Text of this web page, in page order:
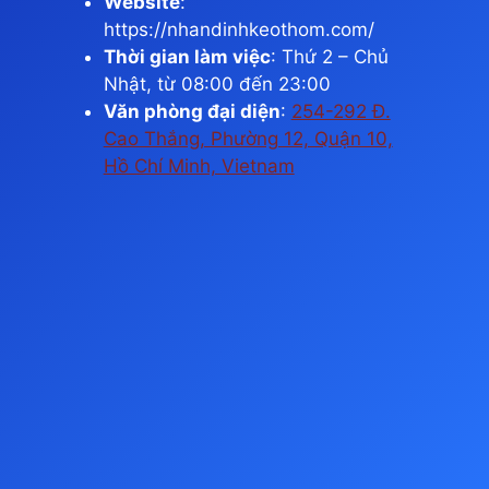
https://nhandinhkeothom.com/
Thời gian làm việc: Thứ 2 – Chủ
Nhật, từ 08:00 đến 23:00
Văn phòng đại diện: 254-292 Đ.
Cao Thắng, Phường 12, Quận 10,
Hồ Chí Minh, Vietnam